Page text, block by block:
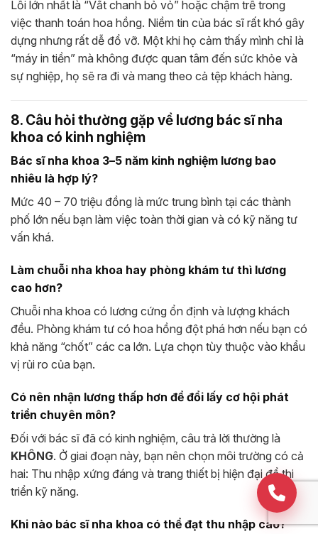
Lỗi lớn nhất là “Vắt chanh bỏ vỏ” hoặc chậm trễ trong
việc thanh toán hoa hồng. Niềm tin của bác sĩ rất khó gây
dựng nhưng rất dễ đổ vỡ. Một khi họ cảm thấy mình chỉ là
“máy in tiền” mà không được quan tâm đến sức khỏe và
sự nghiệp, họ sẽ ra đi và mang theo cả tệp khách hàng.
8. Câu hỏi thường gặp về lương bác sĩ nha
khoa có kinh nghiệm
Bác sĩ nha khoa 3–5 năm kinh nghiệm lương bao
nhiêu là hợp lý?
Mức 40 – 70 triệu đồng là mức trung bình tại các thành
phố lớn nếu bạn làm việc toàn thời gian và có kỹ năng tư
vấn khá.
Làm chuỗi nha khoa hay phòng khám tư thì lương
cao hơn?
Chuỗi nha khoa có lương cứng ổn định và lượng khách
đều. Phòng khám tư có hoa hồng đột phá hơn nếu bạn có
khả năng “chốt” các ca lớn. Lựa chọn tùy thuộc vào khẩu
vị rủi ro của bạn.
Có nên nhận lương thấp hơn để đổi lấy cơ hội phát
triển chuyên môn?
Đối với bác sĩ đã có kinh nghiệm, câu trả lời thường là
KHÔNG. Ở giai đoạn này, bạn nên chọn môi trường có cả
hai: Thu nhập xứng đáng và trang thiết bị hiện đại để thi
triển kỹ năng.
Khi nào bác sĩ nha khoa có thể đạt thu nhập cao?